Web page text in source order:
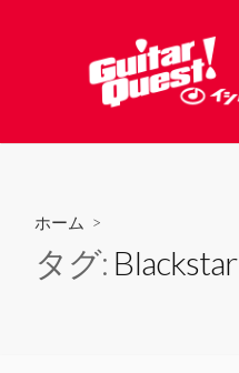
へ
ホーム >
タグ: Blackstar